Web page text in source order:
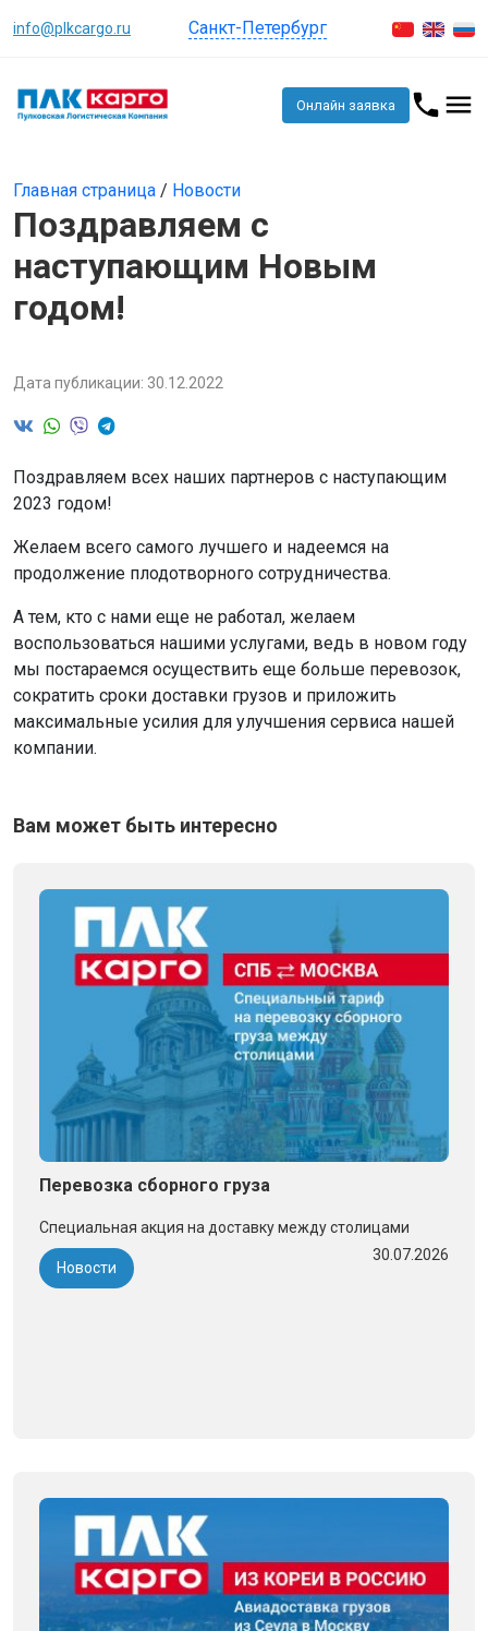
info@plkcargo.ru Санкт-Петербург
Онлайн заявка
Главная страница / Новости
Поздравляем с
наступающим Новым
годом!
Дата публикации: 30.12.2022
Поздравляем всех наших партнеров с наступающим
2023 годом!
Желаем всего самого лучшего и надеемся на
продолжение плодотворного сотрудничества.
А тем, кто с нами еще не работал, желаем
воспользоваться нашими услугами, ведь в новом году
мы постараемся осуществить еще больше перевозок,
сократить сроки доставки грузов и приложить
максимальные усилия для улучшения сервиса нашей
компании.
Вам может быть интересно
Перевозка сборного груза
Специальная акция на доставку между столицами
Новости
30.07.2026